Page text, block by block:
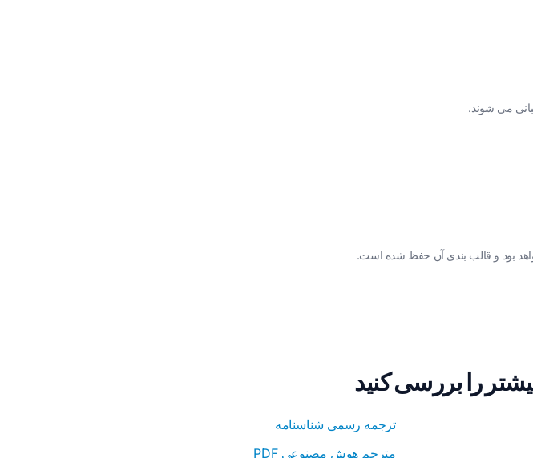
را بررسی کنید
ترجمه رسمی شناسنامه
مترجم هوش مصنوعی PDF